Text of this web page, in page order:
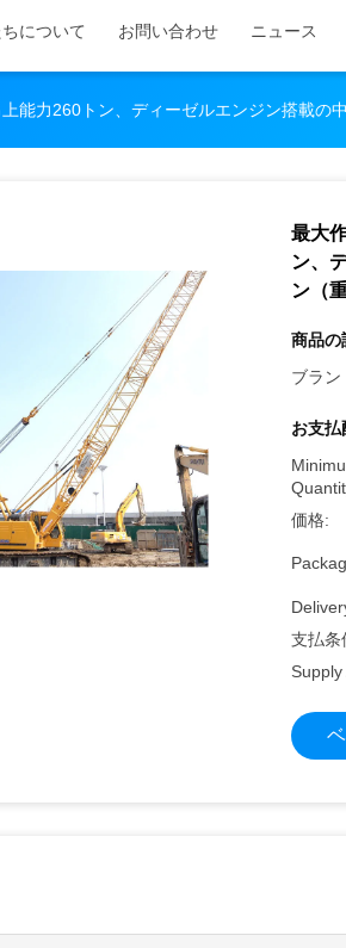
について お問い合わせ ニュース
能力260トン、ディーゼルエンジン搭載の
最大
ン、
ン（
商品の
ブラン
お支払
価格:
支払条
Supply